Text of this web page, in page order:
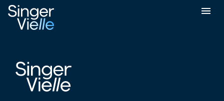
أنصار محمود